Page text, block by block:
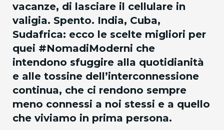
vacanze, di lasciare il cellulare in
valigia. Spento. India, Cuba,
Sudafrica: ecco le scelte migliori per
quei #NomadiModerni che
intendono sfuggire alla quotidianità
e alle tossine dell’interconnessione
continua, che ci rendono sempre
meno connessi a noi stessi e a quello
che viviamo in prima persona.